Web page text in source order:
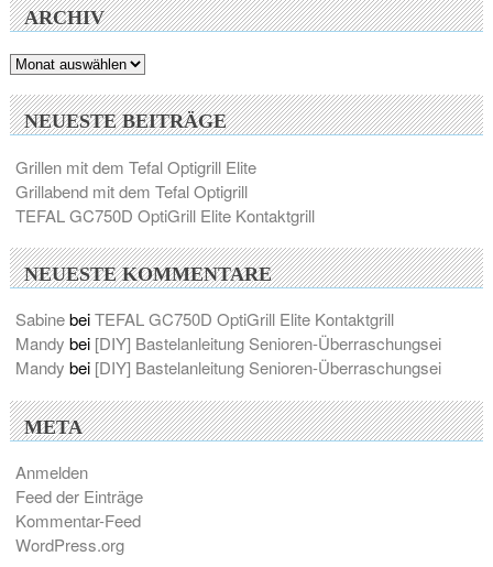
ARCHIV
Archiv
NEUESTE BEITRÄGE
Grillen mit dem Tefal Optigrill Elite
Grillabend mit dem Tefal Optigrill
TEFAL GC750D OptiGrill Elite Kontaktgrill
NEUESTE KOMMENTARE
SabinebeiTEFAL GC750D OptiGrill Elite Kontaktgrill
Mandy bei [DIY] Bastelanleitung Senioren-Überraschungsei
Mandy bei [DIY] Bastelanleitung Senioren-Überraschungsei
META
Anmelden
Feed der Einträge
Kommentar-Feed
WordPress.org